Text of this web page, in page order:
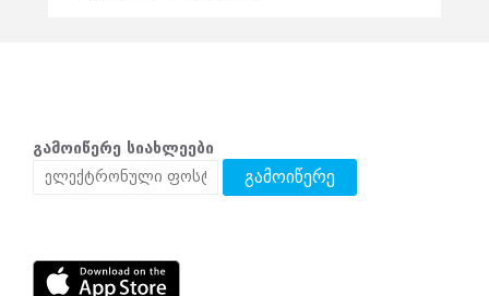
გამოიწერე სიახლეები
გამოიწერე